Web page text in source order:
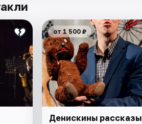
от 1 500 ₽
Денискины рассказы